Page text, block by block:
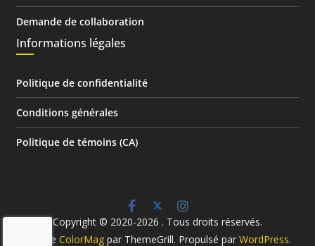
Demande de collaboration
Informations légales
Politique de confidentialité
Conditions générales
Politique de témoins (CA)
Copyright © 2020-2026 . Tous droits réservés.
Thème ColorMagpar ThemeGrill. Propulsé par WordPress.